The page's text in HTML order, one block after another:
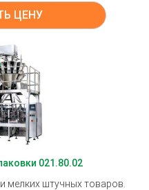
ЦЕНУ
021.80.02
штучных товаров.